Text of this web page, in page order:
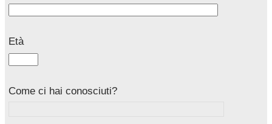
Età
Come ci hai conosciuti?